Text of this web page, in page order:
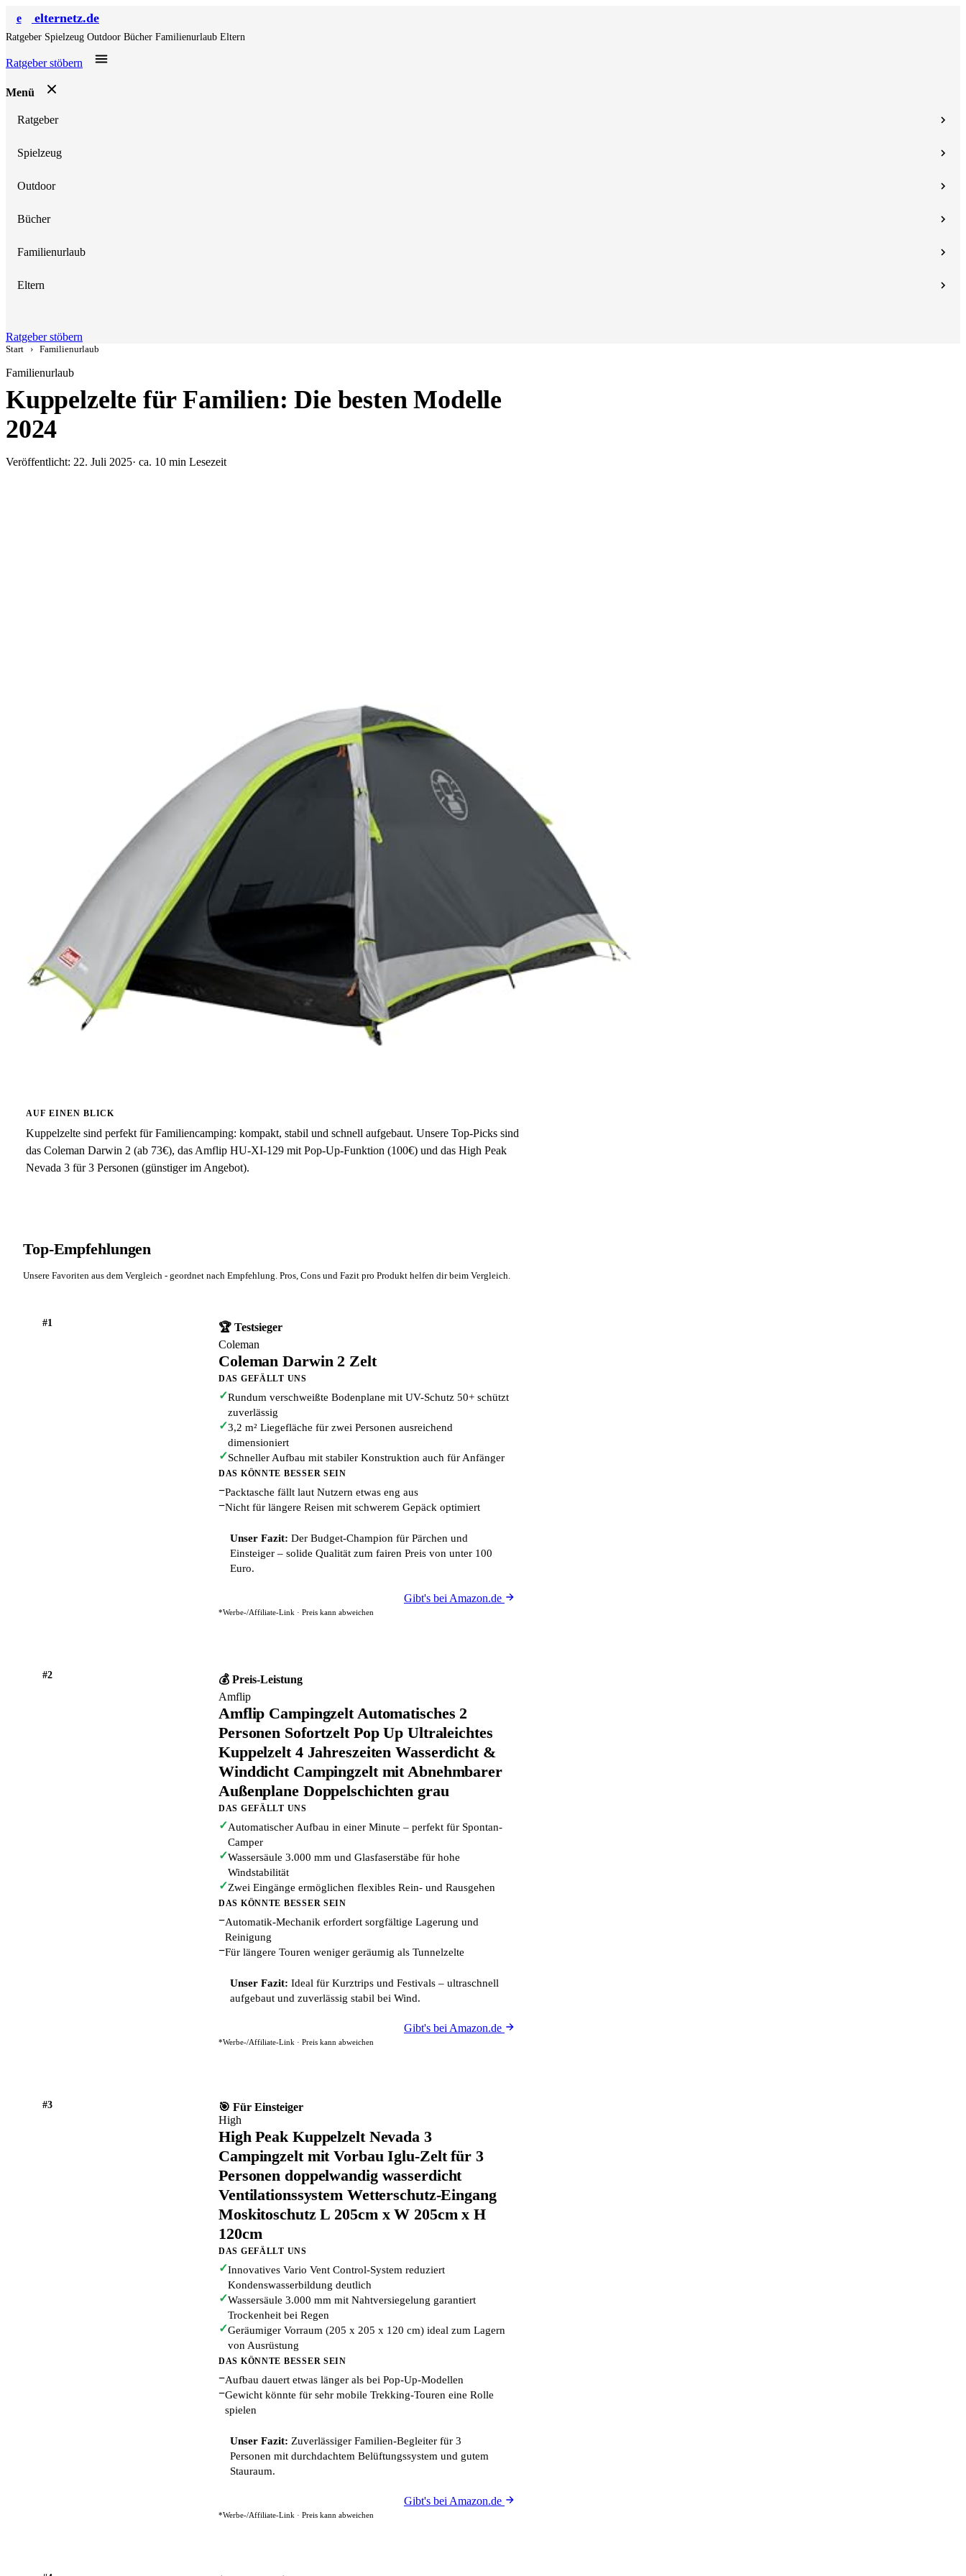
e elternetz.de
Ratgeber Spielzeug Outdoor Bücher Familienurlaub Eltern
Ratgeber stöbern
Menü
Ratgeber
Spielzeug
Outdoor
Bücher
Familienurlaub
Eltern
Ratgeber stöbern
Start › Familienurlaub
Familienurlaub
Kuppelzelte für Familien: Die besten Modelle
2024
Veröffentlicht: 22. Juli 2025· ca. 10 min Lesezeit
AUF EINEN BLICK
Kuppelzelte sind perfekt für Familiencamping: kompakt, stabil und schnell aufgebaut. Unsere Top-Picks sind
das Coleman Darwin 2 (ab 73€), das Amflip HU-XI-129 mit Pop-Up-Funktion (100€) und das High Peak
Nevada 3 für 3 Personen (günstiger im Angebot).
Top-Empfehlungen
Unsere Favoriten aus dem Vergleich - geordnet nach Empfehlung. Pros, Cons und Fazit pro Produkt helfen dir beim Vergleich.
#1
🏆 Testsieger
Coleman
Coleman Darwin 2 Zelt
DAS GEFÄLLT UNS
✓Rundum verschweißte Bodenplane mit UV-Schutz 50+ schützt
zuverlässig
✓3,2 m² Liegefläche für zwei Personen ausreichend
dimensioniert
✓Schneller Aufbau mit stabiler Konstruktion auch für Anfänger
DAS KÖNNTE BESSER SEIN
−Packtasche fällt laut Nutzern etwas eng aus
−Nicht für längere Reisen mit schwerem Gepäck optimiert
Unser Fazit: Der Budget-Champion für Pärchen und
Einsteiger – solide Qualität zum fairen Preis von unter 100
Euro.
Gibt's bei Amazon.de
*Werbe-/Affiliate-Link · Preis kann abweichen
#2
💰 Preis-Leistung
Amflip
Amflip Campingzelt Automatisches 2
Personen Sofortzelt Pop Up Ultraleichtes
Kuppelzelt 4 Jahreszeiten Wasserdicht &
Winddicht Campingzelt mit Abnehmbarer
Außenplane Doppelschichten ‎grau
DAS GEFÄLLT UNS
✓Automatischer Aufbau in einer Minute – perfekt für Spontan-
Camper
✓Wassersäule 3.000 mm und Glasfaserstäbe für hohe
Windstabilität
✓Zwei Eingänge ermöglichen flexibles Rein- und Rausgehen
DAS KÖNNTE BESSER SEIN
−Automatik-Mechanik erfordert sorgfältige Lagerung und
Reinigung
−Für längere Touren weniger geräumig als Tunnelzelte
Unser Fazit: Ideal für Kurztrips und Festivals – ultraschnell
aufgebaut und zuverlässig stabil bei Wind.
Gibt's bei Amazon.de
*Werbe-/Affiliate-Link · Preis kann abweichen
#3
🎯 Für Einsteiger
High
High Peak Kuppelzelt Nevada 3
Campingzelt mit Vorbau Iglu-Zelt für 3
Personen doppelwandig wasserdicht
Ventilationssystem Wetterschutz-Eingang
Moskitoschutz L 205cm x W 205cm x H
120cm
DAS GEFÄLLT UNS
✓Innovatives Vario Vent Control-System reduziert
Kondenswasserbildung deutlich
✓Wassersäule 3.000 mm mit Nahtversiegelung garantiert
Trockenheit bei Regen
✓Geräumiger Vorraum (205 x 205 x 120 cm) ideal zum Lagern
von Ausrüstung
DAS KÖNNTE BESSER SEIN
−Aufbau dauert etwas länger als bei Pop-Up-Modellen
−Gewicht könnte für sehr mobile Trekking-Touren eine Rolle
spielen
Unser Fazit: Zuverlässiger Familien-Begleiter für 3
Personen mit durchdachtem Belüftungssystem und gutem
Stauraum.
Gibt's bei Amazon.de
*Werbe-/Affiliate-Link · Preis kann abweichen